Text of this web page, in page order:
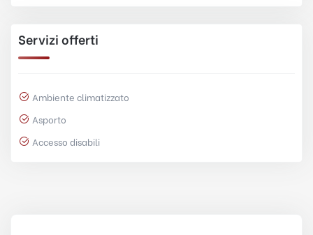
Servizi offerti
Ambiente climatizzato
Asporto
Accesso disabili